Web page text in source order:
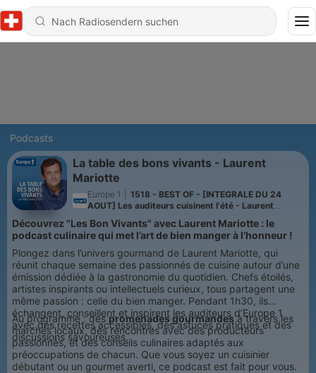
Podcasts
La table des bons vivants - Laurent
Mariotte
Europe 1
1518 - BEST OF - [INTEGRALE DU 24
AOUT] Les auditeurs cuisinent l'été - Laurent
Mariotte reçoit Maxime Chattam
Découvrez "Les Bon Vivants" avec Laurent Mariotte : le
podcast culinaire qui met l’art de bien manger à l’honneur !
Plongez dans l’univers gourmand de Laurent Mariotte, qui
réunit chaque semaine des passionnés de cuisine autour d’une
émission dédiée à la gastronomie du quotidien. Chefs étoilés,
artistes inspirants ou intellectuels curieux, tous partagent une
même passion : celle du bien manger. Pendant 1h30, ils
échangent, conseillent et inspirent les auditeurs d’Europe 1
avec des recettes accessibles, des astuces pratiques et des
discussions savoureuses.
Au programme : despromenades gourmandesà travers les
marchés locaux, des rencontres avec des producteurs
passionnés, et des conseils culinaires adaptés aux
préoccupations de chacun. Que vous soyez un cuisinier
débutant ou un gourmet averti, ce podcast est fait pour vous.